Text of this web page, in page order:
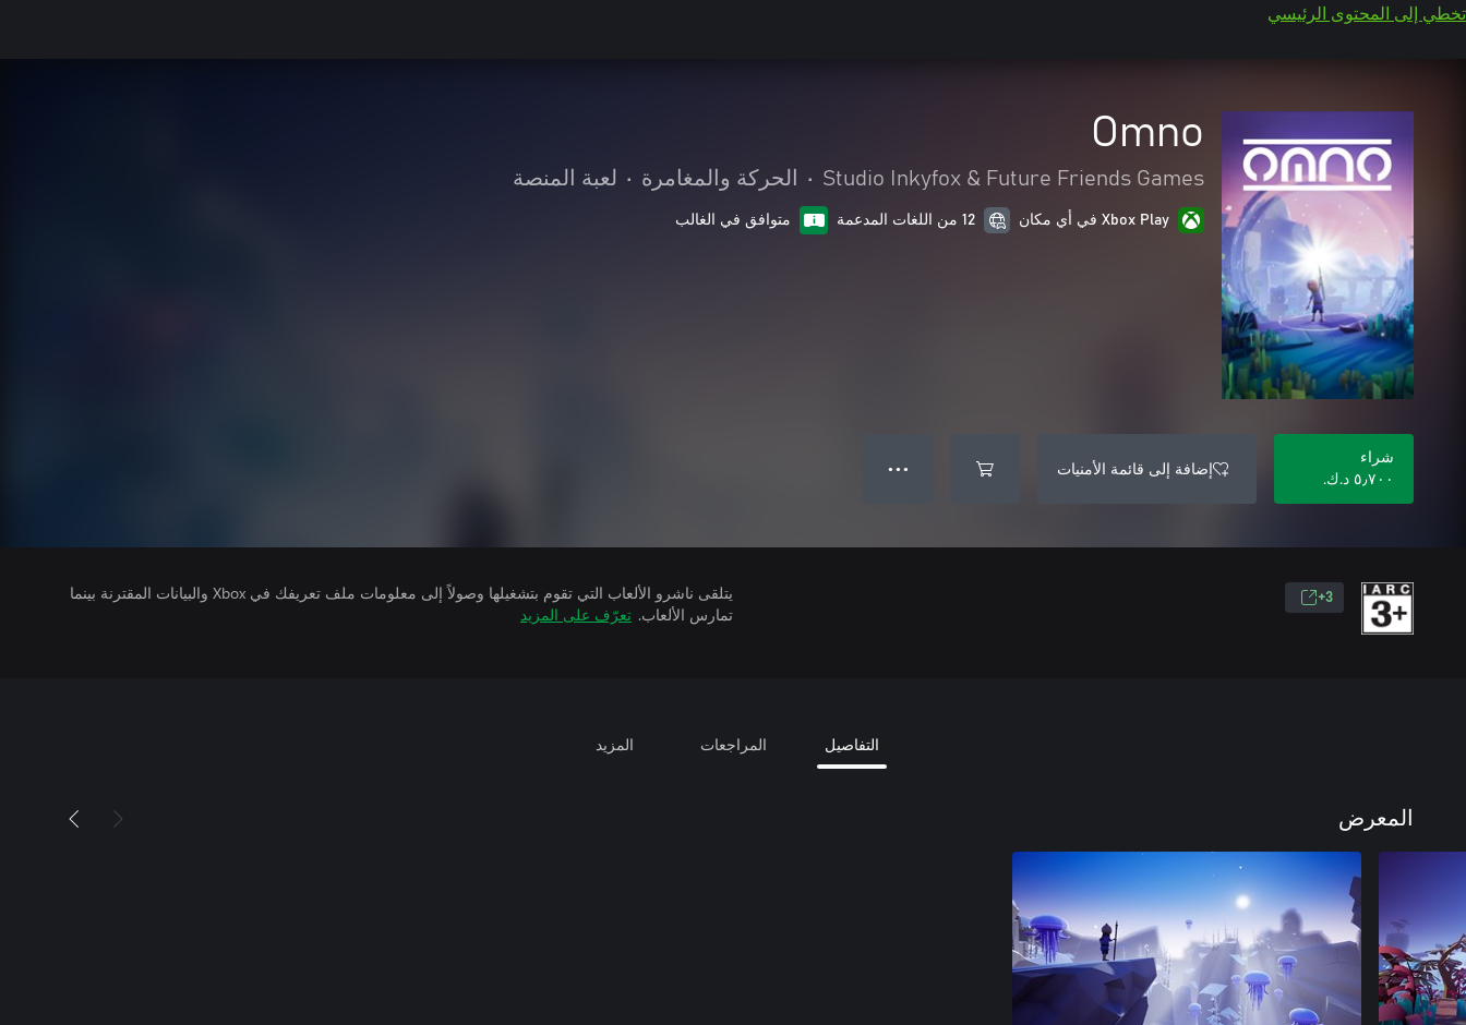
تخطي إلى المحتوى الرئيسي
Omno
Studio Inkyfox & Future Friends Games
• الحركة والمغامرة • لعبة المنصة
Xbox Play في أي مكان 12 من اللغات المدعمة متوافق في الغالب
شراء
٥٫٧٠٠ د.ك.‏
إضافة إلى قائمة الأمنيات ● ● ●
3+
يتلقى ناشرو الألعاب التي تقوم بتشغيلها وصولاً إلى معلومات ملف تعريفك في Xbox والبيانات المقترنة بينما
تمارس الألعاب. تعرّف على المزيد
التفاصيل المراجعات المزيد
المعرض